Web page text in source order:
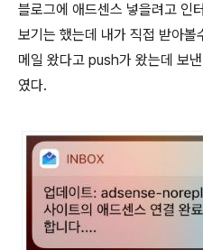
블로그에 애드센스 넣을려고 인
보기는 했는데 내가 직접 받아
메일 왔다고 push가 왔는데 보
였다.